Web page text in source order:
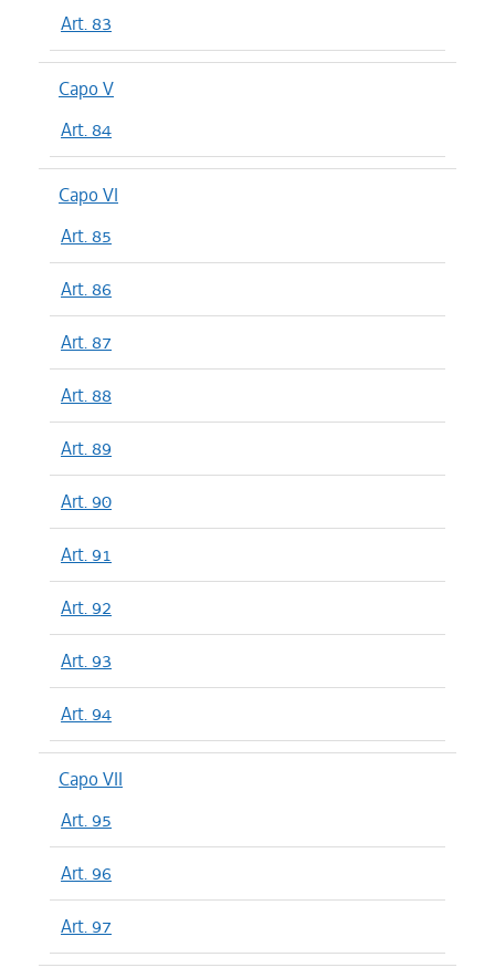
Art. 83
Capo V
Art. 84
Capo VI
Art. 85
Art. 86
Art. 87
Art. 88
Art. 89
Art. 90
Art. 91
Art. 92
Art. 93
Art. 94
Capo VII
Art. 95
Art. 96
Art. 97